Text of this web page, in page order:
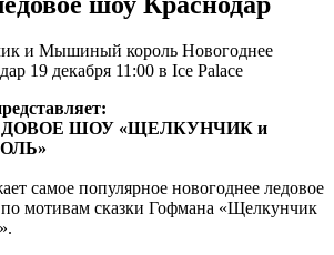
и Мышиный король Новогоднее
19 декабря 11:00 в Ice Palace
ШОУ «ЩЕЛКУНЧИК и
самое популярное новогоднее ледовое
мотивам сказки Гофмана «Щелкунчик